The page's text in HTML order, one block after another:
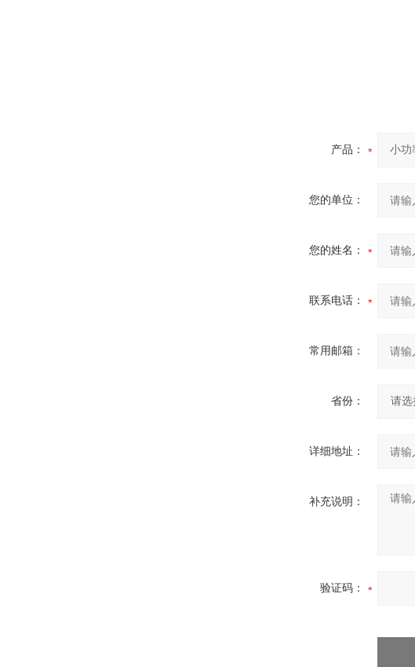
产品：
您的单位：
您的姓名：
联系电话：
常用邮箱：
省份：
详细地址：
补充说明：
验证码：